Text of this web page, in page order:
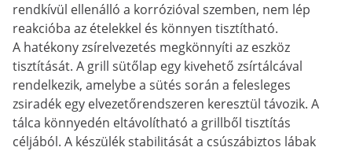
rendkívül ellenálló a korrózióval szemben, nem lép
reakcióba az ételekkel és könnyen tisztítható.
A hatékony zsírelvezetés megkönnyíti az eszköz
tisztítását. A grill sütőlap egy kivehető zsírtálcával
rendelkezik, amelybe a sütés során a felesleges
zsiradék egy elvezetőrendszeren keresztül távozik. A
tálca könnyedén eltávolítható a grillből tisztítás
céljából. A készülék stabilitását a csúszábiztos lábak